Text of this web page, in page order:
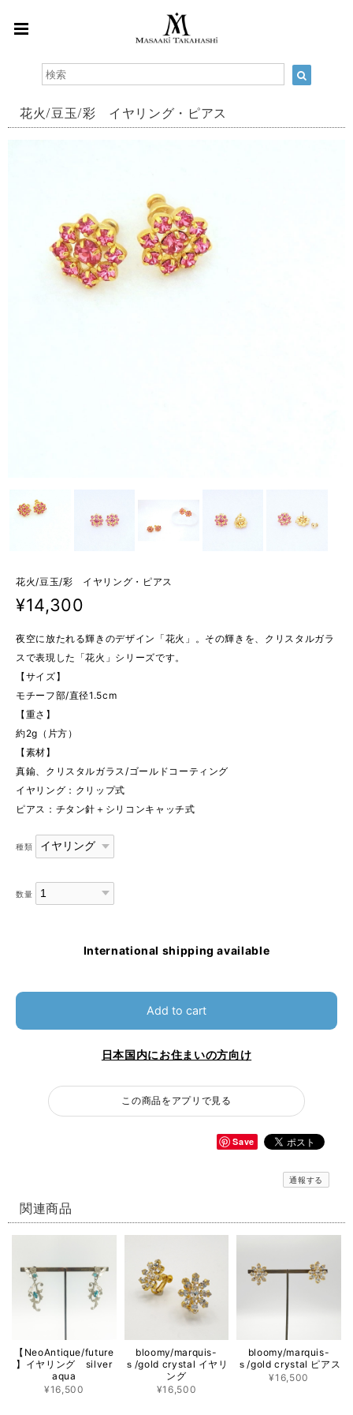
花火/豆玉/彩 イヤリング・ピアス
花火/豆玉/彩 イヤリング・ピアス
¥14,300
夜空に放たれる輝きのデザイン「花火」。その輝きを、クリスタルガラ
スで表現した「花火」シリーズです。
【サイズ】
モチーフ部/直径1.5cm
【重さ】
約2g（片方）
【素材】
真鍮、クリスタルガラス/ゴールドコーティング
イヤリング：クリップ式
ピアス：チタン針＋シリコンキャッチ式
種類
数量
International shipping available
Add to cart
日本国内にお住まいの方向け
この商品をアプリで見る
Save
通報する
関連商品
【NeoAntique/future
】イヤリング silver
aqua
¥16,500
bloomy/marquis-
ｓ/gold crystal イヤリ
ング
¥16,500
bloomy/marquis-
ｓ/gold crystal ピアス
¥16,500